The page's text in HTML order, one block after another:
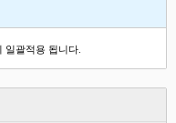
일괄적용 됩니다.